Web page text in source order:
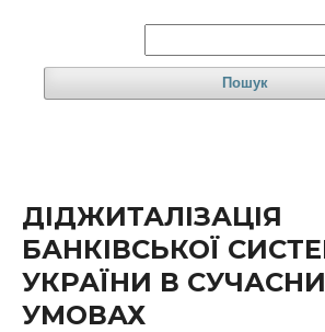
Пошук
ДІДЖИТАЛІЗАЦІЯ
БАНКІВСЬКОЇ
УКРАЇНИ В
УМОВАХ